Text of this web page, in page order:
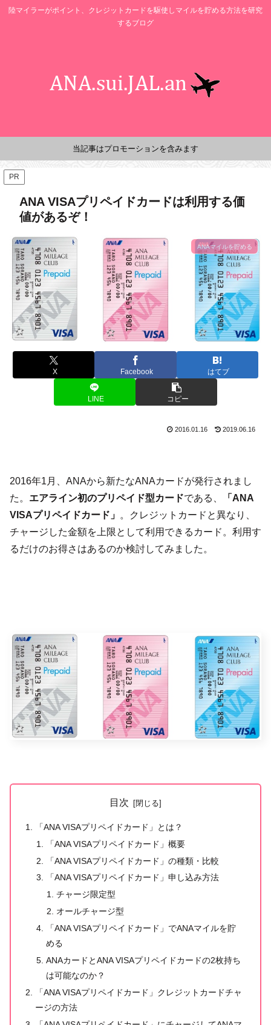
陸マイラーがポイント、クレジットカードを駆使しマイルを貯める方法を研究
するブログ
当記事はプロモーションを含みます
PR
ANA VISAプリペイドカードは利用する価
値があるぞ！
ANAマイルを貯める
X Facebook はてブ
LINE コピー
2016.01.16 2019.06.16
2016年1月、ANAから新たなANAカードが発行されまし
た。 エアライン初のプリペイド型カードである、
「ANA
VISAプリペイドカード」 。クレジットカードと異なり、
チャージした金額を上限として利用できるカード。利用す
るだけのお得さはあるのか検討してみました。
目次
「ANA VISAプリペイドカード」とは？
「ANA VISAプリペイドカード」概要
「ANA VISAプリペイドカード」の種類・比較
「ANA VISAプリペイドカード」申し込み方法
チャージ限定型
オールチャージ型
「ANA VISAプリペイドカード」でANAマイルを貯
める
ANAカードとANA VISAプリペイドカードの2枚持ち
は可能なのか？
「ANA VISAプリペイドカード」クレジットカードチャ
ージの方法